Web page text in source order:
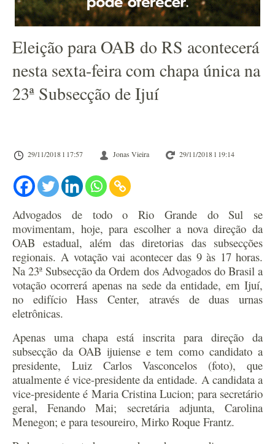
Eleição para OAB do RS acontecerá
nesta sexta-feira com chapa única na
23ª Subsecção de Ijuí
29/11/2018 l 17:57 Jonas Vieira 29/11/2018 l 19:14
Advogados de todo o Rio Grande do Sul se
movimentam, hoje, para escolher a nova direção da
OAB estadual, além das diretorias das subsecções
regionais. A votação vai acontecer das 9 às 17 horas.
Na 23ª Subsecção da Ordem dos Advogados do Brasil a
votação ocorrerá apenas na sede da entidade, em Ijuí,
no edifício Hass Center, através de duas urnas
eletrônicas.
Apenas uma chapa está inscrita para direção da
subsecção da OAB ijuiense e tem como candidato a
presidente, Luiz Carlos Vasconcelos (foto), que
atualmente é vice-presidente da entidade. A candidata a
vice-presidente é Maria Cristina Lucion; para secretário
geral, Fenando Mai; secretária adjunta, Carolina
Menegon; e para tesoureiro, Mirko Roque Frantz.